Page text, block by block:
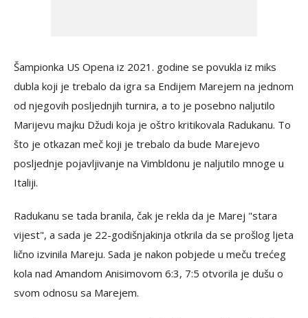
Šampionka US Opena iz 2021. godine se povukla iz miks
dubla koji je trebalo da igra sa Endijem Marejem na jednom
od njegovih posljednjih turnira, a to je posebno naljutilo
Marijevu majku Džudi koja je oštro kritikovala Radukanu. To
što je otkazan meč koji je trebalo da bude Marejevo
posljednje pojavljivanje na Vimbldonu je naljutilo mnoge u
Italiji.
Radukanu se tada branila, čak je rekla da je Marej "stara
vijest", a sada je 22-godišnjakinja otkrila da se prošlog ljeta
lično izvinila Mareju. Sada je nakon pobjede u meču trećeg
kola nad Amandom Anisimovom 6:3, 7:5 otvorila je dušu o
svom odnosu sa Marejem.